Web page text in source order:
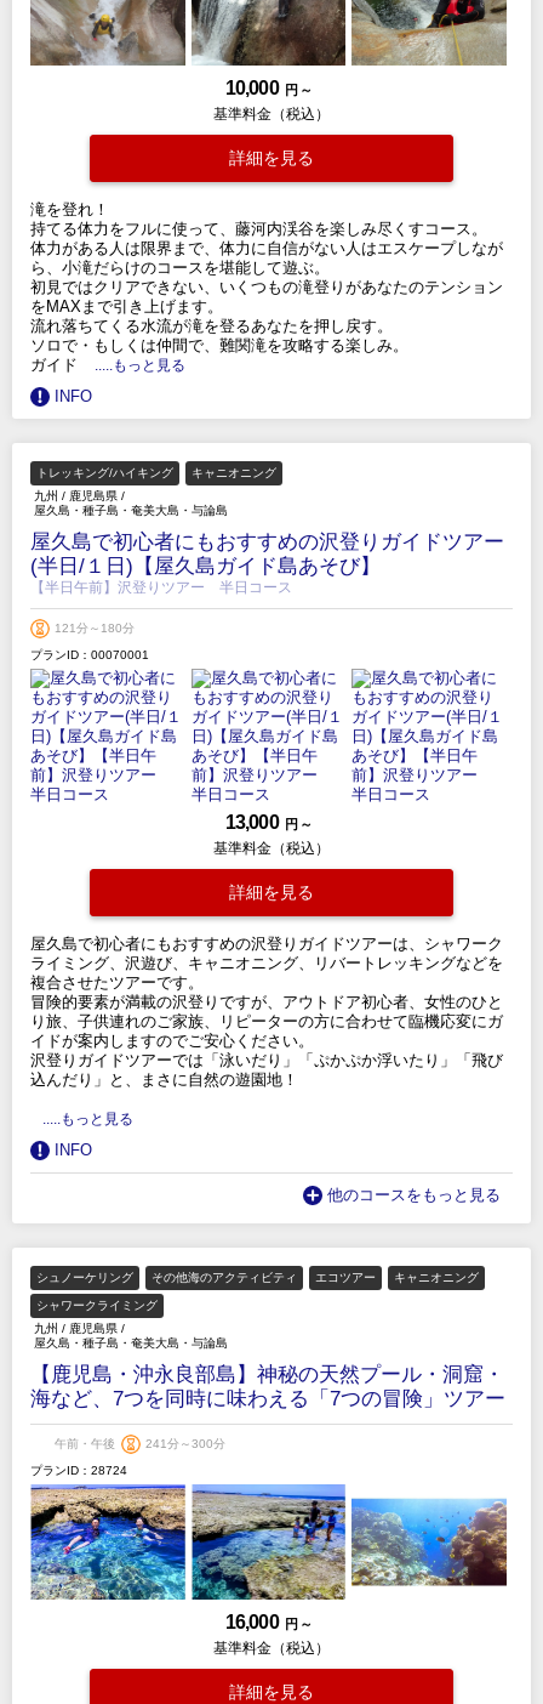
10,000 円 ～
基準料金（税込）
詳細を見る
滝を登れ！
持てる体力をフルに使って、藤河内渓谷を楽しみ尽くすコース。
体力がある人は限界まで、体力に自信がない人はエスケープしなが
ら、小滝だらけのコースを堪能して遊ぶ。
初見ではクリアできない、いくつもの滝登りがあなたのテンション
をMAXまで引き上げます。
流れ落ちてくる水流が滝を登るあなたを押し戻す。
ソロで・もしくは仲間で、難関滝を攻略する楽しみ。
ガイド
.....もっと見る
INFO
トレッキング/ハイキング
キャニオニング
九州 / 鹿児島県 /
屋久島・種子島・奄美大島・与論島
屋久島で初心者にもおすすめの沢登りガイドツアー
(半日/１日)【屋久島ガイド島あそび】
【半日午前】沢登りツアー 半日コース
121分～180分
プランID：00070001
13,000 円 ～
基準料金（税込）
詳細を見る
屋久島で初心者にもおすすめの沢登りガイドツアーは、シャワーク
ライミング、沢遊び、キャニオニング、リバートレッキングなどを
複合させたツアーです。
冒険的要素が満載の沢登りですが、アウトドア初心者、女性のひと
り旅、子供連れのご家族、リピーターの方に合わせて臨機応変にガ
イドが案内しますのでご安心ください。
沢登りガイドツアーでは「泳いだり」「ぷかぷか浮いたり」「飛び
込んだり」と、まさに自然の遊園地！
.....もっと見る
INFO
他のコースをもっと見る
シュノーケリング その他海のアクティビティ エコツアー キャニオニング
シャワークライミング
九州 / 鹿児島県 /
屋久島・種子島・奄美大島・与論島
【鹿児島・沖永良部島】神秘の天然プール・洞窟・
海など、7つを同時に味わえる「7つの冒険」ツアー
午前・午後
241分～300分
プランID：28724
16,000 円 ～
基準料金（税込）
詳細を見る